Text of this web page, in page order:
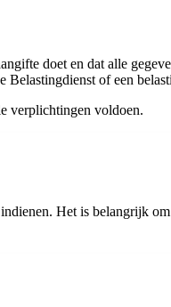
doet en dat alle
of een
verplichtingen voldoen.
Het is belangrijk